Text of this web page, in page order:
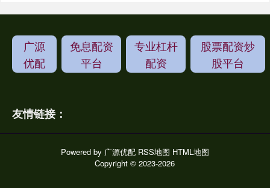
广源
优配
免息配资
平台
专业杠杆
配资
股票配资炒
股平台
友情链接：
Powered by 广源优配 RSS地图 HTML地图
Copyright© 2023-2026